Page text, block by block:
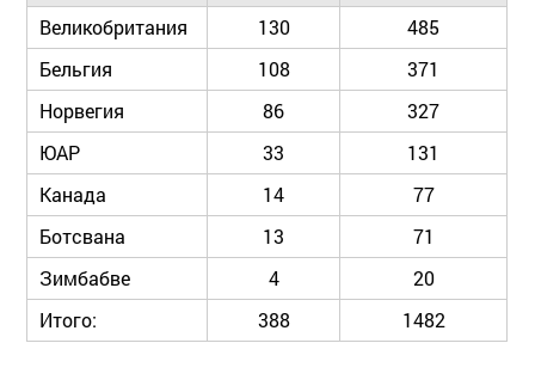
Великобритания
130
485
Бельгия
108
371
Норвегия
86
327
ЮАР
33
131
Канада
14
77
Ботсвана
13
71
Зимбабве
4
20
Итого:
388 1482